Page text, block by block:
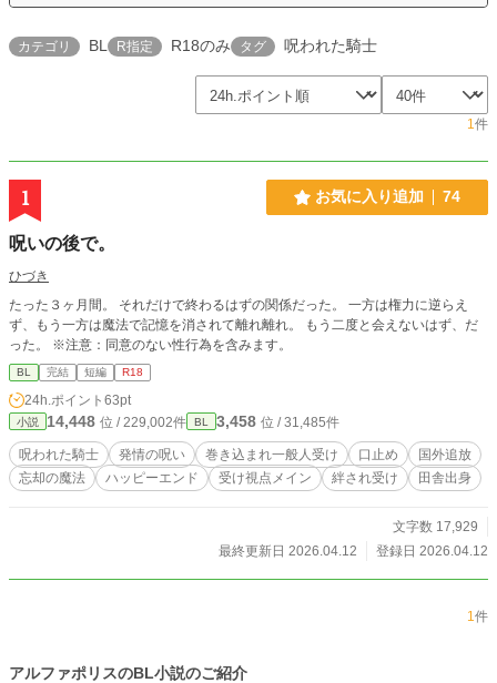
カテゴリ BL R指定 R18のみ タグ 呪われた騎士
1件
1 お気に入り追加 74
呪いの後で。
ひづき
たった３ヶ月間。 それだけで終わるはずの関係だった。 一方は権力に逆らえ
ず、もう一方は魔法で記憶を消されて離れ離れ。 もう二度と会えないはず、だ
った。 ※注意：同意のない性行為を含みます。
BL 完結 短編 R18
24h.ポイント 63pt
小説 14,448 位 / 229,002件 BL 3,458 位 / 31,485件
呪われた騎士 発情の呪い 巻き込まれ一般人受け 口止め
国外追放
忘却の魔法
ハッピーエンド 受け視点メイン 絆され受け 田舎出身
文字数 17,929
最終更新日 2026.04.12
登録日 2026.04.12
1件
アルファポリスのBL小説のご紹介